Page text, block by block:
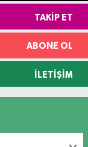
TAKIP ET
ABONE OL
İLETIŞIM